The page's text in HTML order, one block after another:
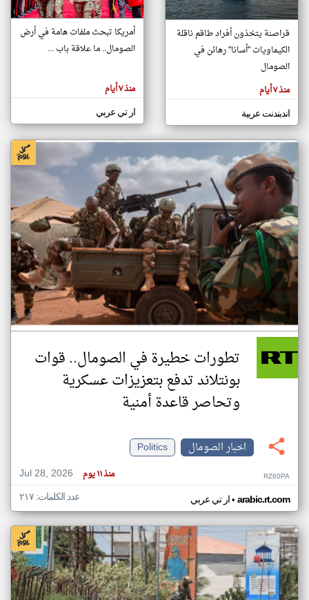
تغيير الدولة
اخبار الصومال على مدار الساعة
أهم اخبار الصومال العاجلة والمباشرة
المقالات
هنا عن
وجهة
كاتبيها.
قراصنة يتخذون أفراد طاقم ناقلة
الكيماويات "أسانا" رهائن في
الصومال
منذ ٧ أيام
اندبندنت عربية
أمريكا تبحث ملفات هامة في أرض
الصومال.. ما علاقة باب ...
منذ ٧ أيام
ار تي عربي
تطورات خطيرة في الصومال.. قوات
بونتلاند تدفع بتعزيزات عسكرية
وتحاصر قاعدة أمنية
اخبار الصومال
Politics
Jul 28, 2026
منذ ١١ يوم RZ60PA
ار تي عربي• arabic.rt.com عدد الكلمات: ٢١٧
klyoum.com